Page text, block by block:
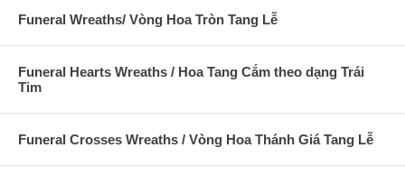
Funeral Wreaths/ Vòng Hoa Tròn Tang Lễ
Funeral Hearts Wreaths / Hoa Tang Cắm theo dạng Trái
Tim
Funeral Crosses Wreaths / Vòng Hoa Thánh Giá Tang Lễ